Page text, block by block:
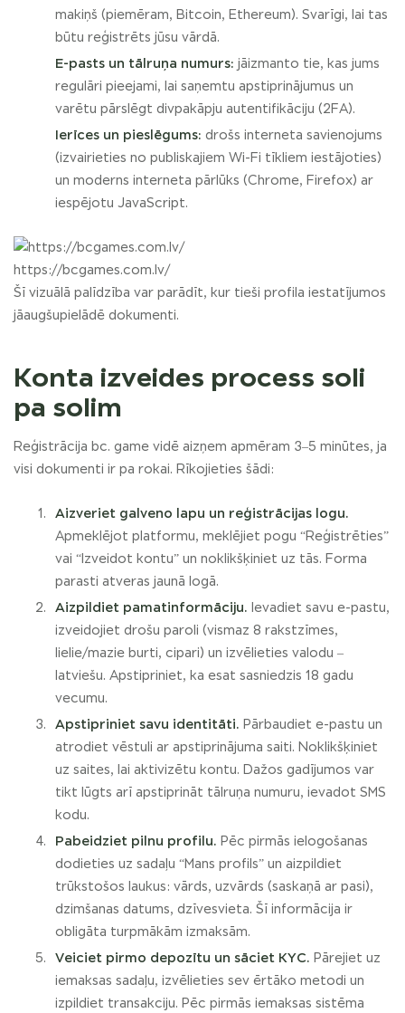
makiņš (piemēram, Bitcoin, Ethereum). Svarīgi, lai tas
būtu reģistrēts jūsu vārdā.
E-pasts un tālruņa numurs: jāizmanto tie, kas jums
regulāri pieejami, lai saņemtu apstiprinājumus un
varētu pārslēgt divpakāpju autentifikāciju (2FA).
Ierīces un pieslēgums: drošs interneta savienojums
(izvairieties no publiskajiem Wi-Fi tīkliem iestājoties)
un moderns interneta pārlūks (Chrome, Firefox) ar
iespējotu JavaScript.
https://bcgames.com.lv/
Šī vizuālā palīdzība var parādīt, kur tieši profila iestatījumos
jāaugšupielādē dokumenti.
Konta izveides process soli
pa solim
Reģistrācija bc. game vidē aizņem apmēram 3–5 minūtes, ja
visi dokumenti ir pa rokai. Rīkojieties šādi:
Aizveriet galveno lapu un reģistrācijas logu.
Apmeklējot platformu, meklējiet pogu “Reģistrēties”
vai “Izveidot kontu” un noklikšķiniet uz tās. Forma
parasti atveras jaunā logā.
Aizpildiet pamatinformāciju. Ievadiet savu e-pastu,
izveidojiet drošu paroli (vismaz 8 rakstzīmes,
lielie/mazie burti, cipari) un izvēlieties valodu –
latviešu. Apstipriniet, ka esat sasniedzis 18 gadu
vecumu.
Apstipriniet savu identitāti. Pārbaudiet e-pastu un
atrodiet vēstuli ar apstiprinājuma saiti. Noklikšķiniet
uz saites, lai aktivizētu kontu. Dažos gadījumos var
tikt lūgts arī apstiprināt tālruņa numuru, ievadot SMS
kodu.
Pabeidziet pilnu profilu. Pēc pirmās ielogošanas
dodieties uz sadaļu “Mans profils” un aizpildiet
trūkstošos laukus: vārds, uzvārds (saskaņā ar pasi),
dzimšanas datums, dzīvesvieta. Šī informācija ir
obligāta turpmākām izmaksām.
Veiciet pirmo depozītu un sāciet KYC. Pārejiet uz
iemaksas sadaļu, izvēlieties sev ērtāko metodi un
izpildiet transakciju. Pēc pirmās iemaksas sistēma